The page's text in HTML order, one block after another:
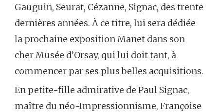
Gauguin, Seurat, Cézanne, Signac, des trente
dernières années. À ce titre, lui sera dédiée
la prochaine exposition Manet dans son
cher Musée d’Orsay, qui lui doit tant, à
commencer par ses plus belles acquisitions.
En petite-fille admirative de Paul Signac,
maître du néo-Impressionnisme, Françoise